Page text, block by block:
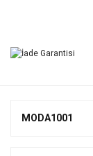
MODA1001